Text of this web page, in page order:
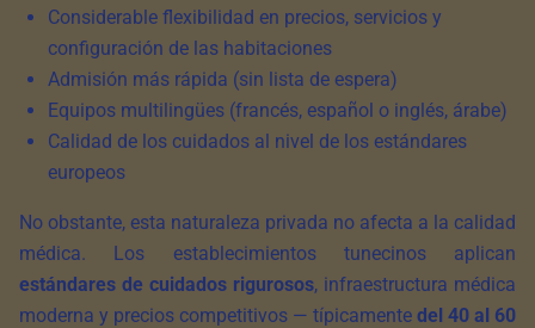
Considerable flexibilidad en precios, servicios y
configuración de las habitaciones
Admisión más rápida (sin lista de espera)
Equipos multilingües (francés, español o inglés, árabe)
Calidad de los cuidados al nivel de los estándares
europeos
No obstante, esta naturaleza privada no afecta a la calidad
médica. Los establecimientos tunecinos aplican
estándares de cuidados rigurosos, infraestructura médica
moderna y precios competitivos — típicamente del 40 al 60